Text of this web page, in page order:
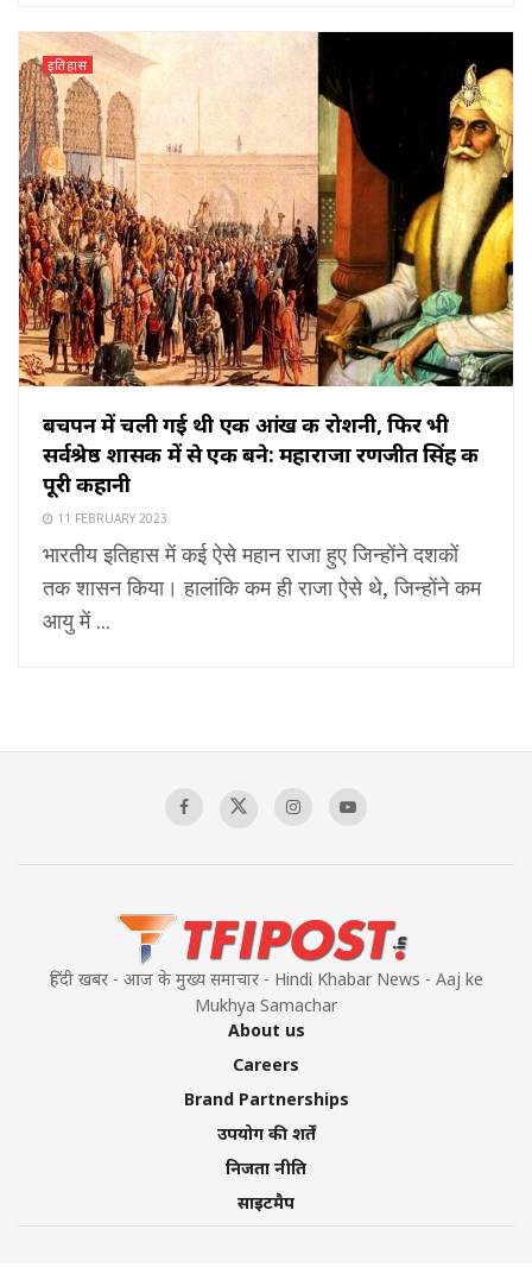
इतिहास
बचपन में चली गई थी एक आंख की रोशनी, फिर भी
सर्वश्रेष्ठ शासक में से एक बने: महाराजा रणजीत सिंह की
पूरी कहानी
11 FEBRUARY 2023
भारतीय इतिहास में कई ऐसे महान राजा हुए जिन्होंने दशकों
तक शासन किया। हालांकि कम ही राजा ऐसे थे, जिन्होंने कम
आयु में ...
हिंदी खबर - आज के मुख्य समाचार - Hindi Khabar News - Aaj ke
Mukhya Samachar
About us
Careers
Brand Partnerships
उपयोग की शर्तें
निजता नीति
साइटमैप